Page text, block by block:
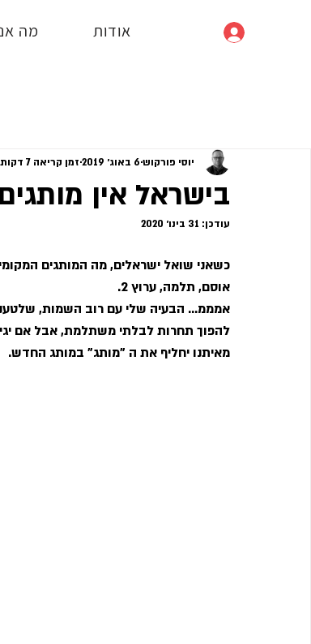
אודות מה
בישראל אין
יוסי פורקוש 6 באוג׳ 2019 זמן קריאה 7 דקות
עודכן: 31 בינו׳ 2020
כשאני שואל ישראלים, מה המותגים
אוסם, תלמה, ערוץ 2.
אמממ... הבעיה שלי עם רוב השמות,
להפוך תחרות לבלתי משתלמת, אבל אם
מאיתנו יחליף את ה "מותג" במותג החדש.